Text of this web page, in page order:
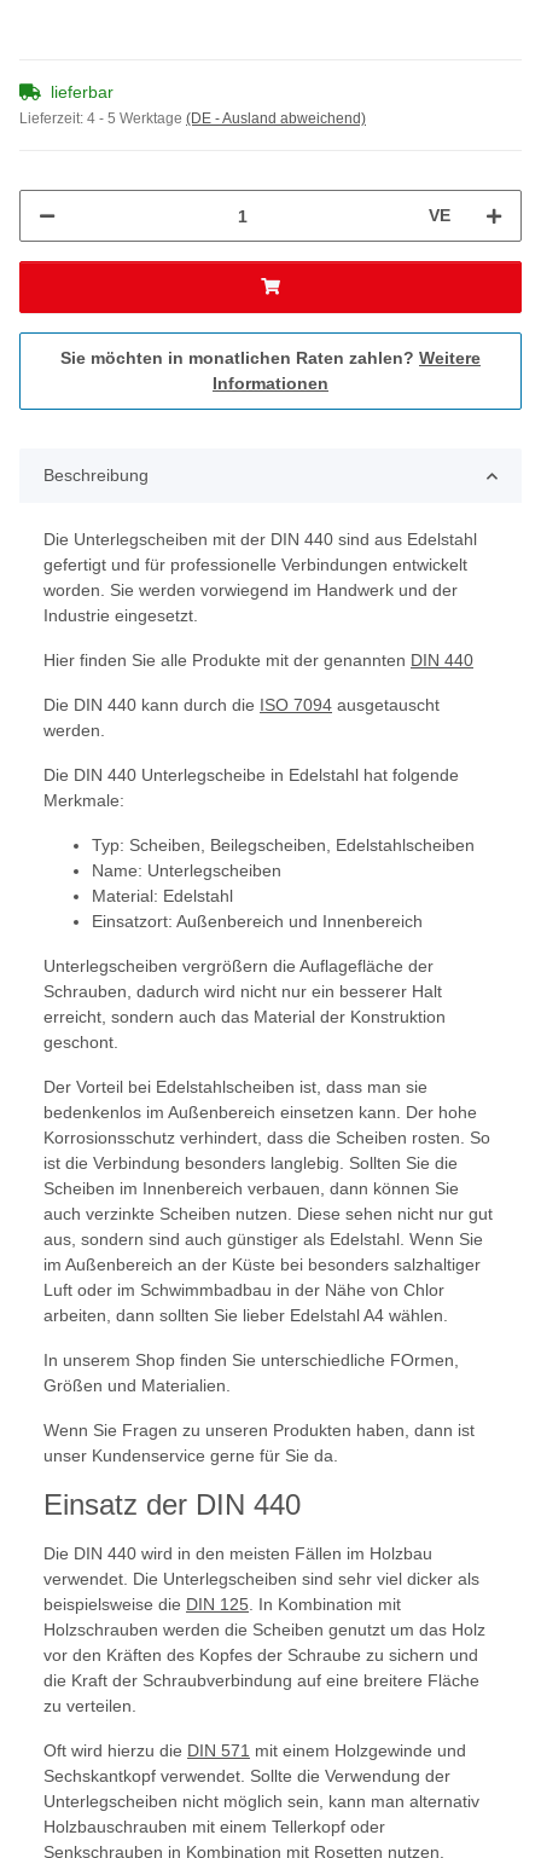
lieferbar
Lieferzeit: 4 - 5 Werktage (DE - Ausland abweichend)
VE
Sie möchten in monatlichen Raten zahlen? Weitere
Informationen
Beschreibung
Die Unterlegscheiben mit der DIN 440 sind aus Edelstahl
gefertigt und für professionelle Verbindungen entwickelt
worden. Sie werden vorwiegend im Handwerk und der
Industrie eingesetzt.
Hier finden Sie alle Produkte mit der genannten DIN 440
Die DIN 440 kann durch die ISO 7094 ausgetauscht
werden.
Die DIN 440 Unterlegscheibe in Edelstahl hat folgende
Merkmale:
Typ: Scheiben, Beilegscheiben, Edelstahlscheiben
Name: Unterlegscheiben
Material: Edelstahl
Einsatzort: Außenbereich und Innenbereich
Unterlegscheiben vergrößern die Auflagefläche der
Schrauben, dadurch wird nicht nur ein besserer Halt
erreicht, sondern auch das Material der Konstruktion
geschont.
Der Vorteil bei Edelstahlscheiben ist, dass man sie
bedenkenlos im Außenbereich einsetzen kann. Der hohe
Korrosionsschutz verhindert, dass die Scheiben rosten. So
ist die Verbindung besonders langlebig. Sollten Sie die
Scheiben im Innenbereich verbauen, dann können Sie
auch verzinkte Scheiben nutzen. Diese sehen nicht nur gut
aus, sondern sind auch günstiger als Edelstahl. Wenn Sie
im Außenbereich an der Küste bei besonders salzhaltiger
Luft oder im Schwimmbadbau in der Nähe von Chlor
arbeiten, dann sollten Sie lieber Edelstahl A4 wählen.
In unserem Shop finden Sie unterschiedliche FOrmen,
Größen und Materialien.
Wenn Sie Fragen zu unseren Produkten haben, dann ist
unser Kundenservice gerne für Sie da.
Einsatz der DIN 440
Die DIN 440 wird in den meisten Fällen im Holzbau
verwendet. Die Unterlegscheiben sind sehr viel dicker als
beispielsweise die DIN 125 . In Kombination mit
Holzschrauben werden die Scheiben genutzt um das Holz
vor den Kräften des Kopfes der Schraube zu sichern und
die Kraft der Schraubverbindung auf eine breitere Fläche
zu verteilen.
Oft wird hierzu die DIN 571 mit einem Holzgewinde und
Sechskantkopf verwendet. Sollte die Verwendung der
Unterlegscheiben nicht möglich sein, kann man alternativ
Holzbauschrauben mit einem Tellerkopf oder
Senkschrauben in Kombination mit Rosetten nutzen.